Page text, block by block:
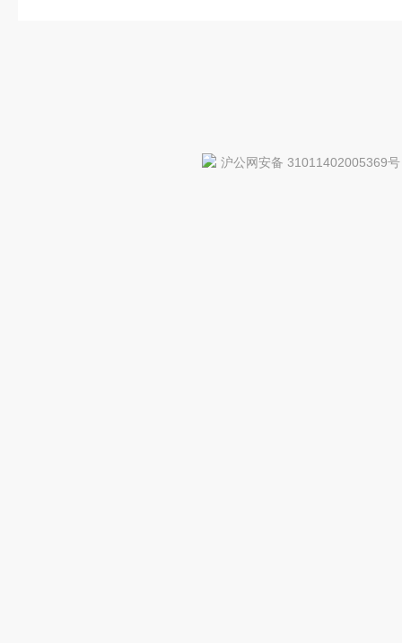
沪公网安备 31011402005369号